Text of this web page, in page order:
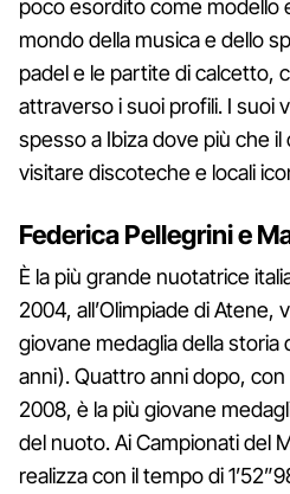
poco esordito come modello
mondo della musica e dello
padel e le partite di calcetto,
attraverso i suoi profili. I suoi
spesso a Ibiza dove più che
visitare discoteche e locali
Federica Pellegrini e
È la più grande nuotatrice
2004, all’Olimpiade di Atene,
giovane medaglia della storia
anni). Quattro anni dopo, con
2008, è la più giovane
del nuoto. Ai Campionati del
realizza con il tempo di